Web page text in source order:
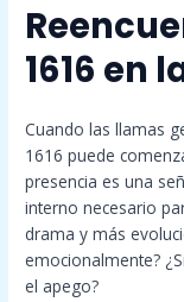
1616 en
Cuando las llamas
1616 puede
presencia es una
interno necesario
drama y más
emocionalmente?
el apego?